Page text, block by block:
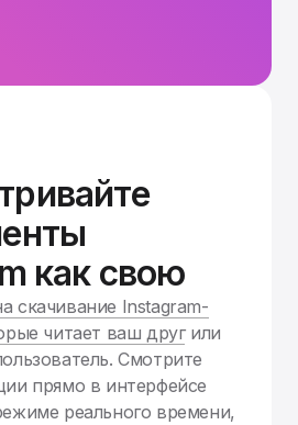
как свою
скачивание Instagram-
читает ваш другили
Смотрите
прямо в интерфейсе
реального времени,